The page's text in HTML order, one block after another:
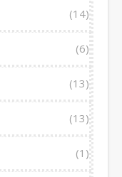
(14)
(6)
(13)
(13)
(1)